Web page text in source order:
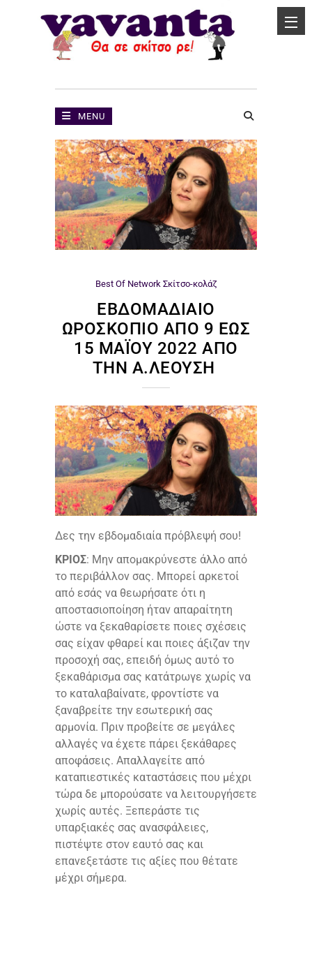
MENU
Best Of Network Σκίτσο-κολάζ
ΕΒΔΟΜΑΔΙΑΊΟ
ΩΡΟΣΚΌΠΙΟ ΑΠΌ 9 ΈΩΣ
15 ΜΑΪ́ΟΥ 2022 ΑΠΌ
ΤΗΝ Α.ΛΕΟΎΣΗ
Δες την εβδομαδιαία πρόβλεψή σου!
ΚΡΙΟΣ: Μην απομακρύνεστε άλλο από
το περιβάλλον σας. Μπορεί αρκετοί
από εσάς να θεωρήσατε ότι η
αποστασιοποίηση ήταν απαραίτητη
ώστε να ξεκαθαρίσετε ποιες σχέσεις
σας είχαν φθαρεί και ποιες άξιζαν την
προσοχή σας, επειδή όμως αυτό το
ξεκαθάρισμα σας κατάτρωγε χωρίς να
το καταλαβαίνατε, φροντίστε να
ξαναβρείτε την εσωτερική σας
αρμονία. Πριν προβείτε σε μεγάλες
αλλαγές να έχετε πάρει ξεκάθαρες
αποφάσεις. Απαλλαγείτε από
καταπιεστικές καταστάσεις που μέχρι
τώρα δε μπορούσατε να λειτουργήσετε
χωρίς αυτές. Ξεπεράστε τις
υπαρξιακές σας ανασφάλειες,
πιστέψτε στον εαυτό σας και
επανεξετάστε τις αξίες που θέτατε
μέχρι σήμερα.